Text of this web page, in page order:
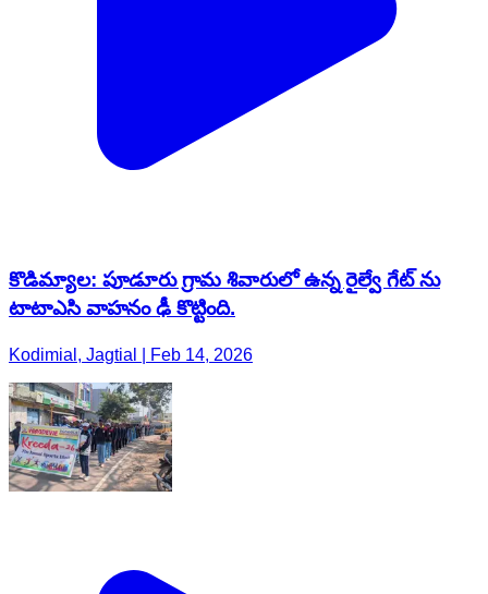
కొడిమ్యాల: పూడూరు గ్రామ శివారులో ఉన్న రైల్వే గేట్ ను
టాటాఎసి వాహనం ఢీ కొట్టింది.
Kodimial, Jagtial | Feb 14, 2026